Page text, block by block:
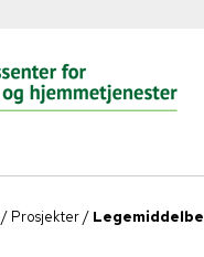
/ Prosjekter/